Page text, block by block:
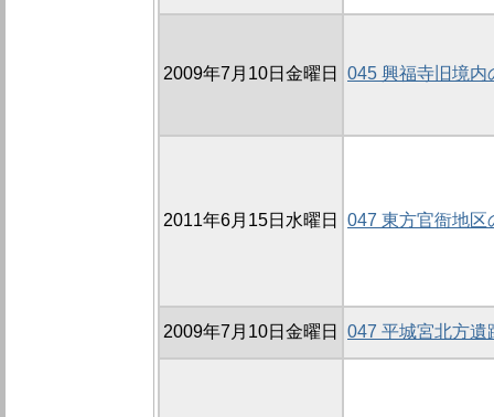
2009年7月10日金曜日 045 興福寺旧境内
2011年6月15日水曜日 047 東方官衙地区
2009年7月10日金曜日 047 平城宮北方遺